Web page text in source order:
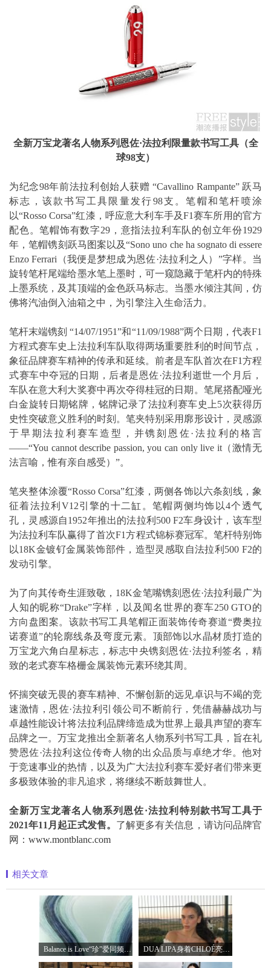
全新万宝龙著名人物系列恩佐·法拉利限量款书写工具（全
球98支）
为纪念98年前法拉利创始人获赠 “Cavallino Rampante” 跃马
标志，该款书写工具限量发行98支。笔帽和笔杆喷涂
以“Rosso Corsa”红漆，呼应意大利车手及F1赛车所用的官方
配色。笔帽饰有数字29，意指法拉利车队的创立年份1929
年，笔帽镌刻跃马图案以及“Sono uno che ha sognato di essere
Enzo Ferrari（我便是梦想成为恩佐·法拉利之人）”字样。当
旋转笔杆尾端给墨水笔上墨时，可一窥隐藏于笔杆内的特殊
上墨系统，及其顶端的金色跃马标志。当墨水倾注其间，仿
佛将汽油倒入油箱之中，为引擎注入生命活力。
笔杆末端镌刻 “14/07/1951”和“11/09/1988”两个日期，代表F1
方程式赛车史上法拉利车队取得两场重要胜利的时间节点，
象征品牌赛车精神的传承和延续。前者是车队首次在F1方程
式赛车中夺冠的日期，后者是恩佐·法拉利逝世一个月后，
车队在意大利大奖赛中再次夺得桂冠的日期。笔尾搭配哑光
白金旋转日期铭牌，铭牌记录了法拉利赛车史上5次获得历
史性突破意义胜利的时刻。笔夹特别采用廓形设计，灵感源
于早期法拉利赛车造型，并镌刻恩佐·法拉利的格言
——“You cannot describe passion, you can only live it（激情无
法言喻，惟有亲自感受）”。
笔夹整体涂覆“Rosso Corsa”红漆，两侧各饰以六条刻线，象
征着法拉利V12引擎的十二缸。笔帽两侧均饰以4个透气
孔，灵感源自1952年推出的法拉利500 F2车身设计，该车型
为法拉利车队赢得了首次F1方程式锦标赛冠军。笔杆特别饰
以18K金镀钌金属装饰部件，造型灵感取自法拉利500 F2的
发动引擎。
为了向其传奇生涯致敬，18K金笔嘴镌刻恩佐·法拉利最广为
人知的昵称“Drake”字样，以及闻名世界的赛车250 GTO的
方向盘图案。该款书写工具笔帽正面装饰传奇赛道“费奥拉
诺赛道”的轮廓线条及弯度元素。顶部饰以水晶材质打造的
万宝龙六角白星标志，标志中央镌刻恩佐·法拉利签名，精
致的老式赛车格栅金属装饰元素环绕其周。
怀揣突破无畏的赛车精神、不懈创新的远见卓识与不竭的竞
速激情，恩佐·法拉利引领公司不断前行，凭借赫赫战功与
卓越性能设计将法拉利品牌缔造成为世界上最具声望的赛车
品牌之一。万宝龙推出全新著名人物系列书写工具，旨在礼
赞恩佐·法拉利这位传奇人物的出众品质与卓绝才华。他对
于竞速事业的热情，以及为广大法拉利赛车爱好者们带来更
多极致体验的非凡追求，将继续不断鼓舞世人。
全新万宝龙著名人物系列恩佐·法拉利特别款书写工具于
2021年11月起正式发售。 了解更多有关信息，请访问品牌官
网： www.montblanc.com
相关文章
Balance is Love“珍”爱同频 耀启七夕 TASA DUA LIPA身着CHLOÉ亮相 2026 SUNNY HILL 音乐节